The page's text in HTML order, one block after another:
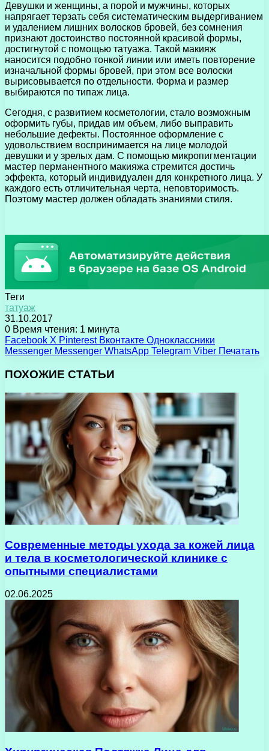
Девушки и женщины, а порой и мужчины, которых
напрягает терзать себя систематическим выдергиванием
и удалением лишних волосков бровей, без сомнения
признают достоинство постоянной красивой формы,
достигнутой с помощью татуажа. Такой макияж
наносится подобно тонкой линии или иметь повторение
изначальной формы бровей, при этом все волоски
вырисовывается по отдельности. Форма и размер
выбираются по типаж лица.
Сегодня, с развитием косметологии, стало возможным
оформить губы, придав им объем, либо выправить
небольшие дефекты. Постоянное оформление с
удовольствием воспринимается на лице молодой
девушки и у зрелых дам. С помощью микропигментации
мастер перманентного макияжа стремится достичь
эффекта, который индивидуален для конкретного лица. У
каждого есть отличительная черта, неповторимость.
Поэтому мастер должен обладать знаниями стиля.
Теги
татуаж
31.10.2017
0 Время чтения: 1 минута
Facebook X Pinterest Вконтакте Одноклассники
Messenger Messenger WhatsApp Telegram Viber Печатать
ПОХОЖИЕ СТАТЬИ
Современные методы ухода за кожей лица
и тела в косметологической клинике с
опытными специалистами
02.06.2025